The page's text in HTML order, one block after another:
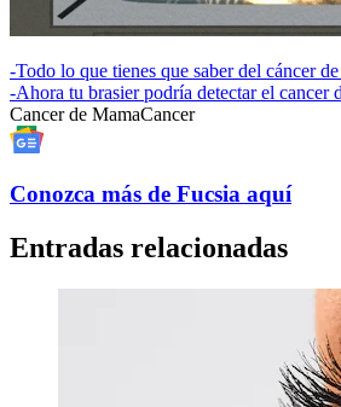
-Todo lo que tienes que saber del cáncer
-Ahora tu brasier podría detectar el cancer
Cancer de MamaCancer
Conozca más de Fucsia aquí
Entradas relacionadas